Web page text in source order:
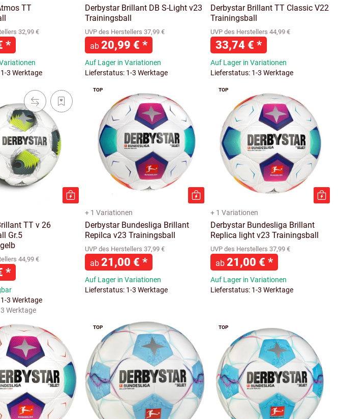
TT
32,99 €
*
3 Werktage
Derbystar Brillant DB S-Light v23
Trainingsball
UVP des Herstellers 37,99 €
ab 20,99 € *
Auf Lager in Variationen
Lieferstatus: 1-3 Werktage
Derbystar Brillant TT Classic V22
Trainingsball
UVP des Herstellers 44,99 €
33,74 € *
Auf Lager in Variationen
Lieferstatus: 1-3 Werktage
TT v 26
Gr.5
44,99 €
*
3 Werktage
Werktage
TOP
+ 1 Variationen
Derbystar Bundesliga Brillant
Repilca v23 Trainingsball
UVP des Herstellers 37,99 €
ab 21,00 € *
Auf Lager in Variationen
Lieferstatus: 1-3 Werktage
TOP
+ 1 Variationen
Derbystar Bundesliga Brillant
Replica light v23 Trainingsball
UVP des Herstellers 37,99 €
ab 21,00 € *
Auf Lager in Variationen
Lieferstatus: 1-3 Werktage
TOP TOP